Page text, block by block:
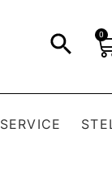
0
SERVICE